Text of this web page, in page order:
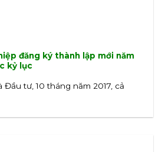
đăng ký thành lập mới năm
kỷ lục
Đầu tư, 10 tháng năm 2017, cả